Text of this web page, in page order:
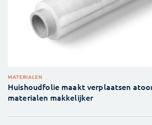
MATERIALEN
Huishoudfolie maakt verplaatsen
materialen makkelijker